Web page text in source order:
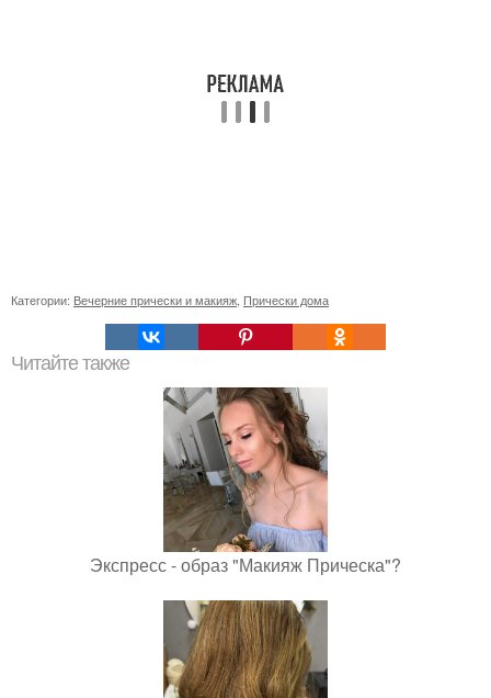
Категории: Вечерние прически и макияж Прически дома
Читайте также
Экспресс - образ "Макияж Прическа"?